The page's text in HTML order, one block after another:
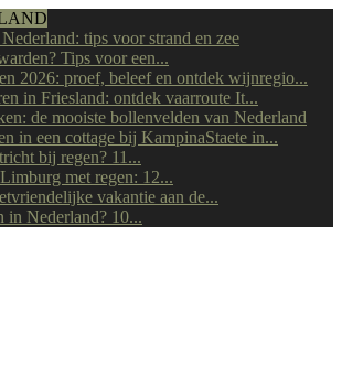
tips voor strand en zee
Tips voor een...
2026: proef, beleef en ontdek wijnregio...
in Friesland: ontdek vaarroute It...
de mooiste bollenvelden van Nederland
in een cottage bij KampinaStaete in...
bij regen? 11...
met regen: 12...
vakantie aan de...
in Nederland? 10...